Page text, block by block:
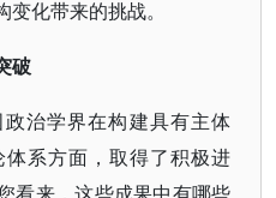
化带来的挑战。
破
政治学界在构建具有主体
系方面，取得了积极进
看来，这些成果中有哪些